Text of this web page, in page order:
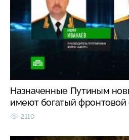
Назначенные Путиным
имеют богатый фронтовой
2110